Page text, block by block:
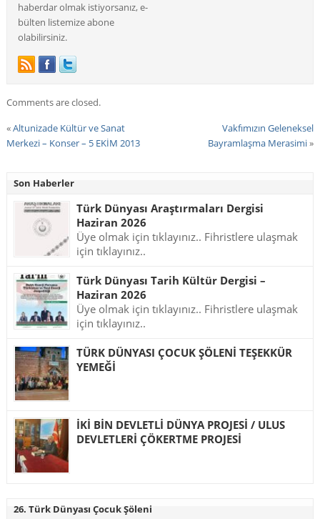
haberdar olmak istiyorsanız, e-
bülten listemize abone
olabilirsiniz.
Comments are closed.
«Altunizade Kültür ve Sanat
Merkezi – Konser – 5 EKİM 2013
Vakfımızın Geleneksel
Bayramlaşma Merasimi»
Son Haberler
Türk Dünyası Araştırmaları Dergisi
Haziran 2026
Üye olmak için tıklayınız.. Fihristlere ulaşmak
için tıklayınız..
Türk Dünyası Tarih Kültür Dergisi –
Haziran 2026
Üye olmak için tıklayınız.. Fihristlere ulaşmak
için tıklayınız..
TÜRK DÜNYASI ÇOCUK ŞÖLENİ TEŞEKKÜR
YEMEĞİ
İKİ BİN DEVLETLİ DÜNYA PROJESİ / ULUS
DEVLETLERİ ÇÖKERTME PROJESİ
26. Türk Dünyası Çocuk Şöleni